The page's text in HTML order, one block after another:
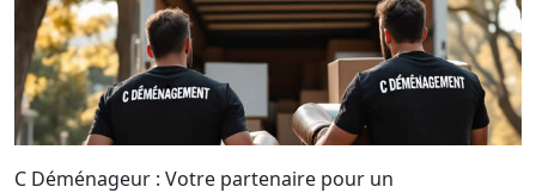
C Déménageur : Votre partenaire pour un